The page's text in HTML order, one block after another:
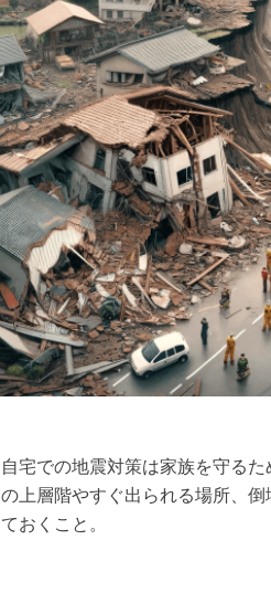
自宅での地震対策は家族を守る
の上層階やすぐ出られる場所、
ておくこと。